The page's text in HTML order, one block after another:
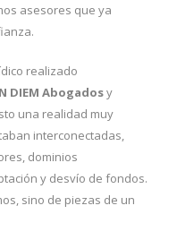
asesores que ya
realizado
DIEM Abogadosy
una realidad muy
interconectadas,
dominios
y desvío de fondos.
sino de piezas de un